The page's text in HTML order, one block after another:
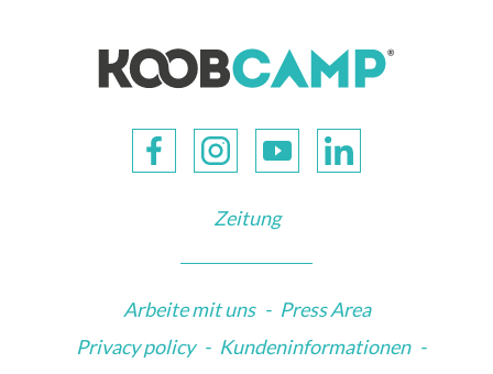
Zeitung
Arbeite mit uns - Press Area
Privacy policy - Kundeninformationen -